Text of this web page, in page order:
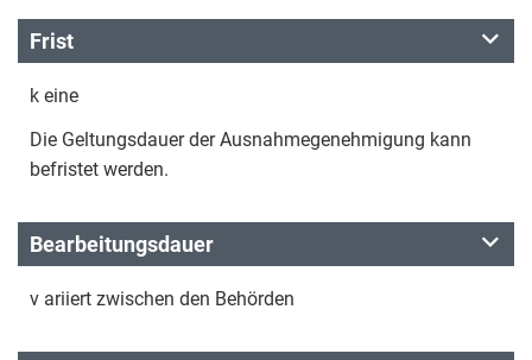
Frist
k eine
Die Geltungsdauer der Ausnahmegenehmigung kann
befristet werden.
Bearbeitungsdauer
v ariiert zwischen den Behörden